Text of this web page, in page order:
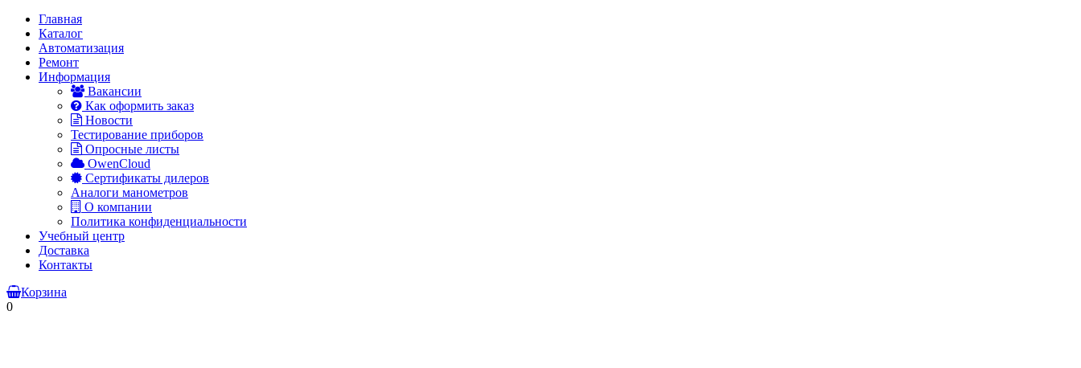
Главная
Каталог
Автоматизация
Ремонт
Информация
Вакансии
Как оформить заказ
Новости
Тестирование приборов
Опросные листы
OwenCloud
Сертификаты дилеров
Аналоги манометров
О компании
Политика конфиденциальности
Учебный центр
Доставка
Контакты
Корзина
0